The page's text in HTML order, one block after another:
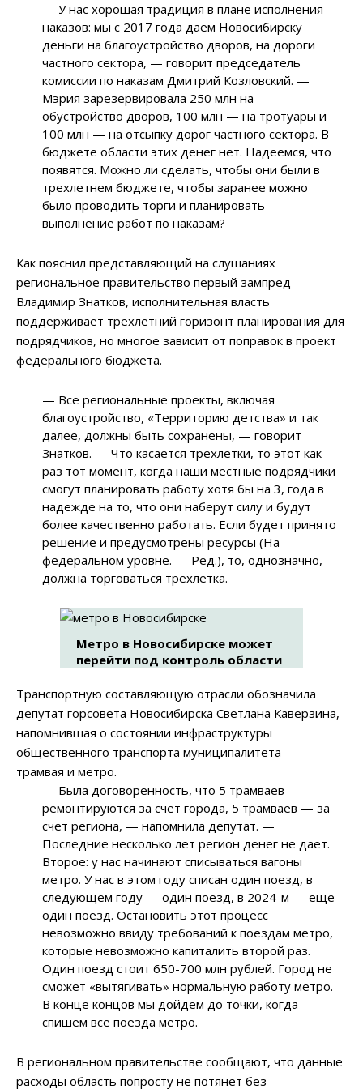
— У нас хорошая традиция в плане исполнения
наказов: мы с 2017 года даем Новосибирску
деньги на благоустройство дворов, на дороги
частного сектора, — говорит председатель
комиссии по наказам Дмитрий Козловский. —
Мэрия зарезервировала 250 млн на
обустройство дворов, 100 млн — на тротуары и
100 млн — на отсыпку дорог частного сектора. В
бюджете области этих денег нет. Надеемся, что
появятся. Можно ли сделать, чтобы они были в
трехлетнем бюджете, чтобы заранее можно
было проводить торги и планировать
выполнение работ по наказам?
Как пояснил представляющий на слушаниях
региональное правительство первый зампред
Владимир Знатков, исполнительная власть
поддерживает трехлетний горизонт планирования для
подрядчиков, но многое зависит от поправок в проект
федерального бюджета.
— Все региональные проекты, включая
благоустройство, «Территорию детства» и так
далее, должны быть сохранены, — говорит
Знатков. — Что касается трехлетки, то этот как
раз тот момент, когда наши местные подрядчики
смогут планировать работу хотя бы на 3, года в
надежде на то, что они наберут силу и будут
более качественно работать. Если будет принято
решение и предусмотрены ресурсы (На
федеральном уровне. — Ред.), то, однозначно,
должна торговаться трехлетка.
Метро в Новосибирске может
перейти под контроль области
Транспортную составляющую отрасли обозначила
депутат горсовета Новосибирска Светлана Каверзина,
напомнившая о состоянии инфраструктуры
общественного транспорта муниципалитета —
трамвая и метро.
— Была договоренность, что 5 трамваев
ремонтируются за счет города, 5 трамваев — за
счет региона, — напомнила депутат. —
Последние несколько лет регион денег не дает.
Второе: у нас начинают списываться вагоны
метро. У нас в этом году списан один поезд, в
следующем году — один поезд, в 2024-м — еще
один поезд. Остановить этот процесс
невозможно ввиду требований к поездам метро,
которые невозможно капиталить второй раз.
Один поезд стоит 650-700 млн рублей. Город не
сможет «вытягивать» нормальную работу метро.
В конце концов мы дойдем до точки, когда
спишем все поезда метро.
В региональном правительстве сообщают, что данные
расходы область попросту не потянет без